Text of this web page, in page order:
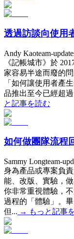
透過訪談向使用
Andy Kaoteam-
《記帳城市》於
家容易半途而廢的
「如何讓使用者產
品推出至今已經超
と記事を読む
如何做團隊流程
Sammy Longteam-
身為產品或專案負
能、改版、實驗，
你非常重視體驗，
過程的「體驗」。
但... → もっと記事